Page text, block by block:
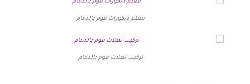
معلم ديكورات فوم بالدمام
تركيب نعلات فوم بالدمام